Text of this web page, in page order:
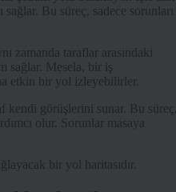
Bu süreç, sadece sorunları
zamanda taraflar arasındaki
sağlar. Mesela, bir iş
etkin bir yol izleyebilirler.
kendi görüşlerini sunar. Bu süreç,
olur. Sorunlar masaya
bir yol haritasıdır.